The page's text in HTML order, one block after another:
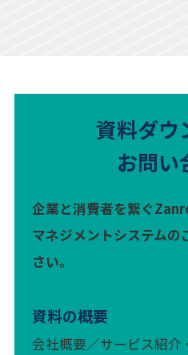
資料ダウ
お問い
企業と消費者を繋ぐ
マネジメントシステムの
さい。
資料の概要
会社概要／サービス紹介